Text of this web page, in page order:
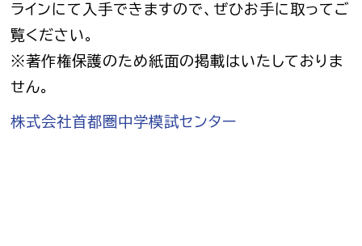
ラインにて入手できますので、ぜひお手に取ってご
覧ください。
※著作権保護のため紙面の掲載はいたしておりま
せん。
株式会社首都圏中学模試センター